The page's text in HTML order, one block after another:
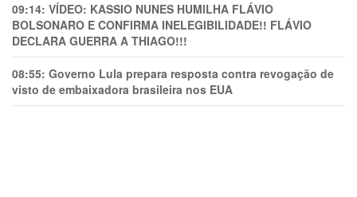
09:14: VÍDEO: KASSIO NUNES HUMlLHA FLÁVIO
BOLSONARO E CONFIRMA INELEGIBILIDADE!! FLÁVIO
DECLARA GUERRA A THIAGO!!!
08:55: Governo Lula prepara resposta contra revogação de
visto de embaixadora brasileira nos EUA